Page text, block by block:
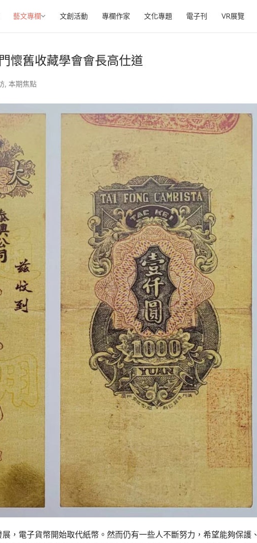
藝文專欄 文創活動 專欄作家 文化專題 電子刊 VR展覽
舊收藏學會會長高仕道
, 本期焦點
，電子貨幣開始取代紙幣。然而仍有一些人不斷努力，希望能夠保護、